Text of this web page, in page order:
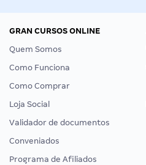
GRAN CURSOS ONLINE
Quem Somos
Como Funciona
Como Comprar
Loja Social
Validador de documentos
Conveniados
Programa de Afiliados